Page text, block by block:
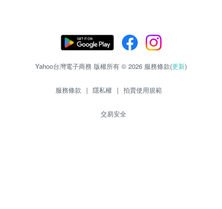
Yahoo台灣電子商務 版權所有 © 2026 服務條款(更新)
服務條款 | 隱私權 | 拍賣使用規範
交易安全